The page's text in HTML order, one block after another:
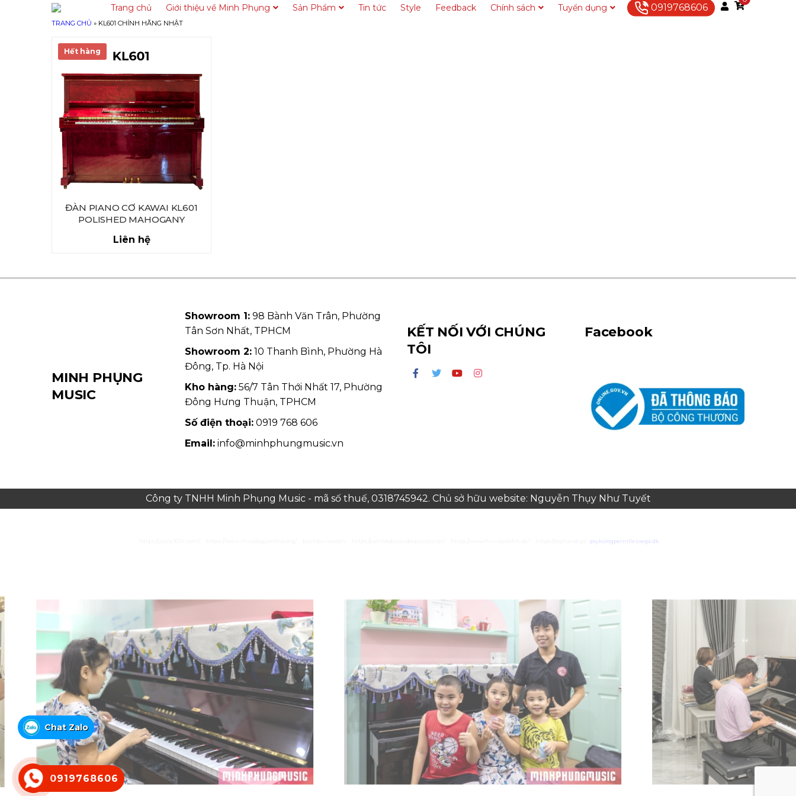
Trang chủ Giới thiệu về Minh Phụng Sản Phẩm Tin tức Style Feedback Chính sách Tuyển dụng Liên hệ0919768606
TRANG CHỦ » KL601 CHÍNH HÃNG NHẬT
Hết hàng
ĐÀN PIANO CƠ KAWAI KL601
POLISHED MAHOGANY
Liên hệ
MINH PHỤNG
MUSIC
Showroom 1: 98 Bành Văn Trân, Phường
Tân Sơn Nhất, TPHCM
Showroom 2: 10 Thanh Bình, Phường Hà
Đông, Tp. Hà Nội
Kho hàng: 56/7 Tân Thới Nhất 17, Phường
Đông Hưng Thuận, TPHCM
Số điện thoại: 0919 768 606
Email: info@minhphungmusic.vn
KẾT NỐI VỚI CHÚNG
TÔI
Facebook
Công ty TNHH Minh Phụng Music - mã số thuế, 0318745942. Chủ sở hữu website: Nguyễn Thụy Như Tuyết
0919768606
Chat Zalo
psykologpernillezoega.dk